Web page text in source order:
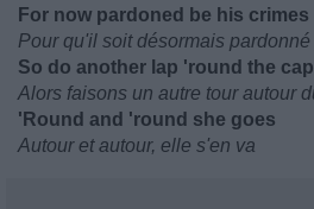
For now pardoned be his crimes
Pour qu'il soit désormais
So do another lap 'round the
Alors faisons un autre tour autour
'Round and 'round she goes
Autour et autour, elle s'en va